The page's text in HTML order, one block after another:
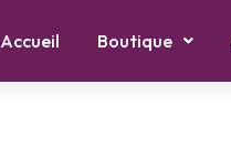
Accueil Boutique